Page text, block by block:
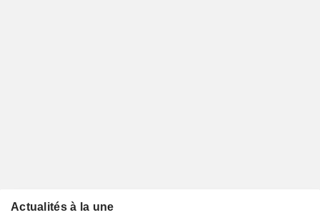
Actualités à la une